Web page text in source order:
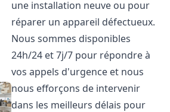
une installation neuve ou pour
réparer un appareil défectueux.
Nous sommes disponibles
24h/24 et 7j/7 pour répondre à
vos appels d'urgence et nous
nous efforçons de intervenir
dans les meilleurs délais pour